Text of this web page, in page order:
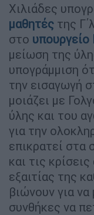
Χιλιάδες
μαθητές της
στο υπουργείο
μείωση της
υπογράμμιση
την εισαγωγή
μοιάζει με
ύλης και του
για την
επικρατεί στα
και τις
εξαιτίας της
βιώνουν για
συνθήκες να